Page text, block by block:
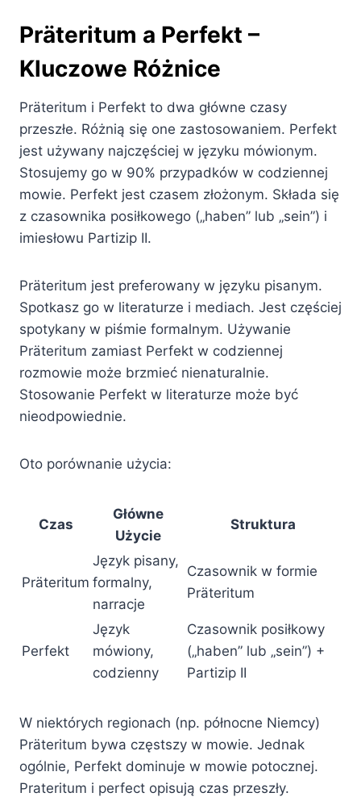
Präteritum a Perfekt –
Kluczowe Różnice
Präteritum i Perfekt to dwa główne czasy
przeszłe. Różnią się one zastosowaniem. Perfekt
jest używany najczęściej w języku mówionym.
Stosujemy go w 90% przypadków w codziennej
mowie. Perfekt jest czasem złożonym. Składa się
z czasownika posiłkowego („haben” lub „sein”) i
imiesłowu Partizip II.
Präteritum jest preferowany w języku pisanym.
Spotkasz go w literaturze i mediach. Jest częściej
spotykany w piśmie formalnym. Używanie
Präteritum zamiast Perfekt w codziennej
rozmowie może brzmieć nienaturalnie.
Stosowanie Perfekt w literaturze może być
nieodpowiednie.
Oto porównanie użycia:
Czas
Główne
Użycie
Struktura
Präteritum
Język pisany,
formalny,
narracje
Czasownik w formie
Präteritum
Perfekt
Język
mówiony,
codzienny
Czasownik posiłkowy
(„haben” lub „sein”) +
Partizip II
W niektórych regionach (np. północne Niemcy)
Präteritum bywa częstszy w mowie. Jednak
ogólnie, Perfekt dominuje w mowie potocznej.
Prateritum i perfect opisują czas przeszły.